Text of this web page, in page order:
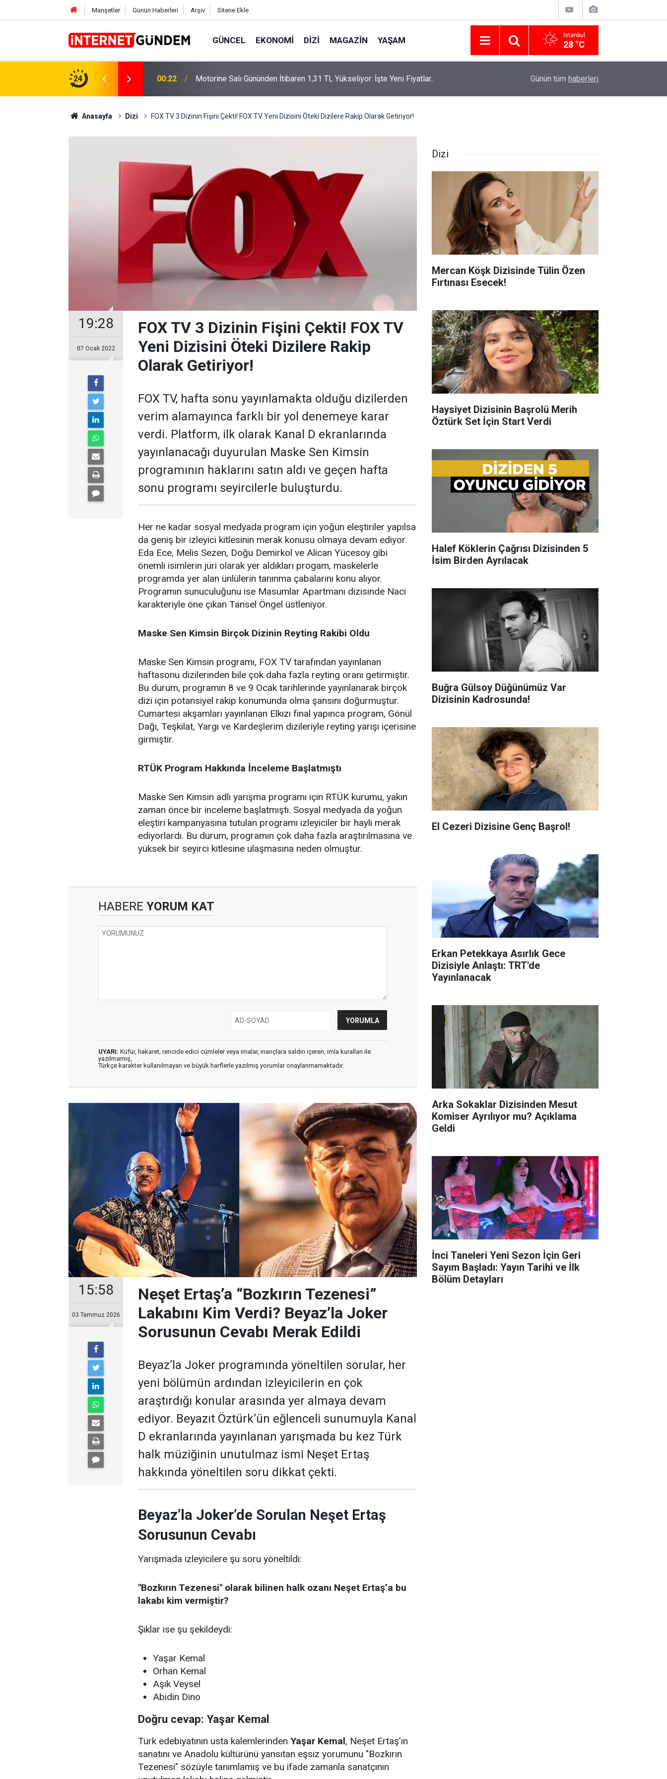
Manşetler Günün Haberleri Arşiv Sitene Ekle
GÜNCEL EKONOMI DIZI MAGAZIN YAŞAM İstanbul
28 °C
24
TL Yükseliyor: İşte Yeni Fiyatlar.. 15:58
Neşet Ertaş’a “Bozkırın Tezenesi” Lakabını Kim Verdi? Beyaz’la Joker
Sorusunun Cevabı Merak Edildi
Günün tüm haberleri
Anasayfa Dizi FOX TV 3 Dizinin Fişini Çekti! FOX TV Yeni Dizisini Öteki Dizilere Rakip Olarak Getiriyor!
19:28
07 Ocak 2022
FOX TV 3 Dizinin Fişini Çekti! FOX TV
Yeni Dizisini Öteki Dizilere Rakip
Olarak Getiriyor!
FOX TV, hafta sonu yayınlamakta olduğu dizilerden
verim alamayınca farklı bir yol denemeye karar
verdi. Platform, ilk olarak Kanal D ekranlarında
yayınlanacağı duyurulan Maske Sen Kimsin
programının haklarını satın aldı ve geçen hafta
sonu programı seyircilerle buluşturdu.
Her ne kadar sosyal medyada program için yoğun eleştiriler yapılsa
da geniş bir izleyici kitlesinin merak konusu olmaya devam ediyor.
Eda Ece, Melis Sezen, Doğu Demirkol ve Alican Yücesoy gibi
önemli isimlerin jüri olarak yer aldıkları progam, maskelerle
programda yer alan ünlülerin tanınma çabalarını konu alıyor.
Programın sunuculuğunu ise Masumlar Apartmanı dizisinde Naci
karakteriyle öne çıkan Tansel Öngel üstleniyor.
Maske Sen Kimsin Birçok Dizinin Reyting Rakibi Oldu
Maske Sen Kimsin programı, FOX TV tarafından yayınlanan
haftasonu dizilerinden bile çok daha fazla reyting oranı getirmiştir.
Bu durum, programın 8 ve 9 Ocak tarihlerinde yayınlanarak birçok
dizi için potansiyel rakip konumunda olma şansını doğurmuştur.
Cumartesi akşamları yayınlanan Elkızı final yapınca program, Gönül
Dağı, Teşkilat, Yargı ve Kardeşlerim dizileriyle reyting yarışı içerisine
girmiştir.
RTÜK Program Hakkında İnceleme Başlatmıştı
Maske Sen Kimsin adlı yarışma programı için RTÜK kurumu, yakın
zaman önce bir inceleme başlatmıştı. Sosyal medyada da yoğun
eleştiri kampanyasına tutulan programı izleyiciler bir hayli merak
ediyorlardı. Bu durum, programın çok daha fazla araştırılmasına ve
yüksek bir seyirci kitlesine ulaşmasına neden olmuştur.
HABERE YORUM KAT
UYARI: Küfür, hakaret, rencide edici cümleler veya imalar, inançlara saldırı içeren, imla kuralları ile
yazılmamış,
Türkçe karakter kullanılmayan ve büyük harflerle yazılmış yorumlar onaylanmamaktadır.
15:58
03 Temmuz 2026
Neşet Ertaş’a “Bozkırın Tezenesi”
Lakabını Kim Verdi? Beyaz’la Joker
Sorusunun Cevabı Merak Edildi
Beyaz’la Joker programında yöneltilen sorular, her
yeni bölümün ardından izleyicilerin en çok
araştırdığı konular arasında yer almaya devam
ediyor. Beyazıt Öztürk’ün eğlenceli sunumuyla Kanal
D ekranlarında yayınlanan yarışmada bu kez Türk
halk müziğinin unutulmaz ismi Neşet Ertaş
hakkında yöneltilen soru dikkat çekti.
Beyaz’la Joker’de Sorulan Neşet Ertaş
Sorusunun Cevabı
Yarışmada izleyicilere şu soru yöneltildi:
"Bozkırın Tezenesi" olarak bilinen halk ozanı Neşet Ertaş’a bu
lakabı kim vermiştir?
Şıklar ise şu şekildeydi:
Yaşar Kemal
Orhan Kemal
Aşık Veysel
Abidin Dino
Doğru cevap: Yaşar Kemal
Türk edebiyatının usta kalemlerinden Yaşar Kemal, Neşet Ertaş’ın
sanatını ve Anadolu kültürünü yansıtan eşsiz yorumunu "Bozkırın
Tezenesi" sözüyle tanımlamış ve bu ifade zamanla sanatçının
Dizi
Mercan Köşk Dizisinde Tülin Özen
Fırtınası Esecek!
Haysiyet Dizisinin Başrolü Merih
Öztürk Set İçin Start Verdi
Halef Köklerin Çağrısı Dizisinden 5
İsim Birden Ayrılacak
Buğra Gülsoy Düğünümüz Var
Dizisinin Kadrosunda!
El Cezeri Dizisine Genç Başrol!
Erkan Petekkaya Asırlık Gece
Dizisiyle Anlaştı: TRT'de
Yayınlanacak
Arka Sokaklar Dizisinden Mesut
Komiser Ayrılıyor mu? Açıklama
Geldi
İnci Taneleri Yeni Sezon İçin Geri
Sayım Başladı: Yayın Tarihi ve İlk
Bölüm Detayları